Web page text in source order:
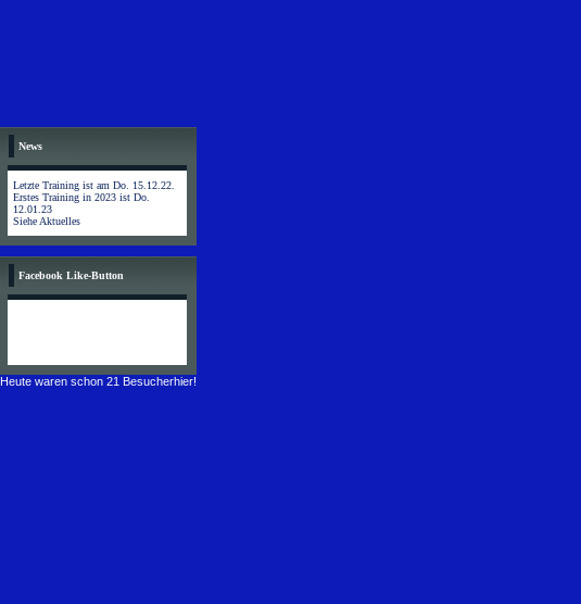
News
Letzte Training ist am Do. 15.12.22.
Erstes Training in 2023 ist Do.
12.01.23
Siehe Aktuelles
Facebook Like-Button
Heute waren schon 21 Besucherhier!